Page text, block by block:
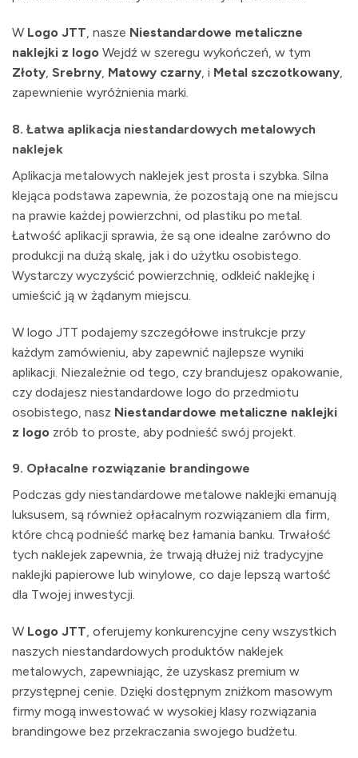
W Logo JTT, nasze Niestandardowe metaliczne
naklejki z logo Wejdź w szeregu wykończeń, w tym
Złoty, Srebrny, Matowy czarny, i Metal szczotkowany,
zapewnienie wyróżnienia marki.
8. Łatwa aplikacja niestandardowych metalowych
naklejek
Aplikacja metalowych naklejek jest prosta i szybka. Silna
klejąca podstawa zapewnia, że pozostają one na miejscu
na prawie każdej powierzchni, od plastiku po metal.
Łatwość aplikacji sprawia, że są one idealne zarówno do
produkcji na dużą skalę, jak i do użytku osobistego.
Wystarczy wyczyścić powierzchnię, odkleić naklejkę i
umieścić ją w żądanym miejscu.
W logo JTT podajemy szczegółowe instrukcje przy
każdym zamówieniu, aby zapewnić najlepsze wyniki
aplikacji. Niezależnie od tego, czy brandujesz opakowanie,
czy dodajesz niestandardowe logo do przedmiotu
osobistego, nasz Niestandardowe metaliczne naklejki
z logo zrób to proste, aby podnieść swój projekt.
9. Opłacalne rozwiązanie brandingowe
Podczas gdy niestandardowe metalowe naklejki emanują
luksusem, są również opłacalnym rozwiązaniem dla firm,
które chcą podnieść markę bez łamania banku. Trwałość
tych naklejek zapewnia, że ​​trwają dłużej niż tradycyjne
naklejki papierowe lub winylowe, co daje lepszą wartość
dla Twojej inwestycji.
W Logo JTT, oferujemy konkurencyjne ceny wszystkich
naszych niestandardowych produktów naklejek
metalowych, zapewniając, że uzyskasz premium w
przystępnej cenie. Dzięki dostępnym zniżkom masowym
firmy mogą inwestować w wysokiej klasy rozwiązania
brandingowe bez przekraczania swojego budżetu.